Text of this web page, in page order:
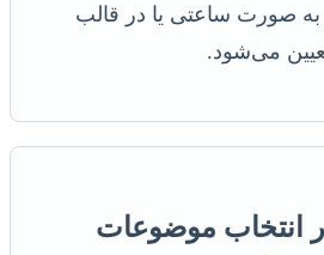
صورت ساعتی یا در قالب
می‌شود.
انتخاب موضوعات